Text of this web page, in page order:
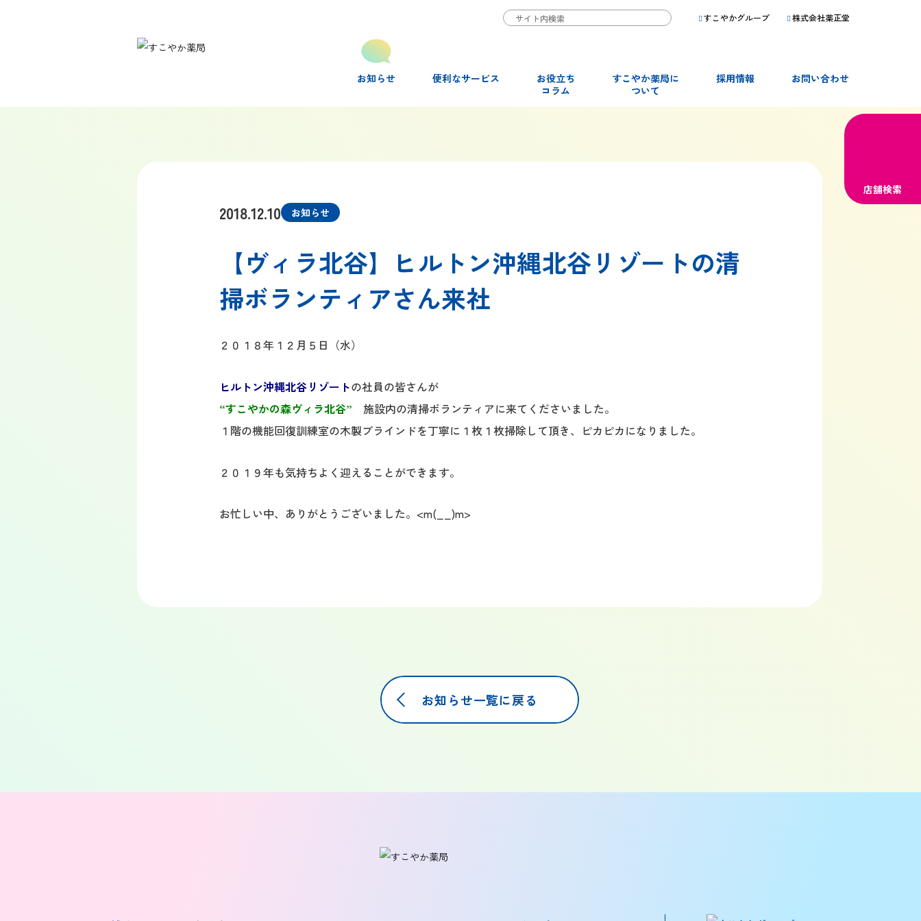
お知らせ 便利なサービス
お役立ち
コラム
すこやか薬局に
ついて
採用情報 お問い合わせ
すこやかグループ 株式会社薬正堂
店舗検索
2018.12.10 お知らせ
【ヴィラ北谷】ヒルトン沖縄北谷リゾートの清
掃ボランティアさん来社
２０１８年１２月５日（水）
ヒルトン沖縄北谷リゾートの社員の皆さんが
“すこやかの森ヴィラ北谷” 施設内の清掃ボランティアに来てくださいました。
１階の機能回復訓練室の木製ブラインドを丁寧に１枚１枚掃除して頂き、ピカピカになりました。
２０１９年も気持ちよく迎えることができます。
お忙しい中、ありがとうございました。<m(__)m>
お知らせ一覧に戻る